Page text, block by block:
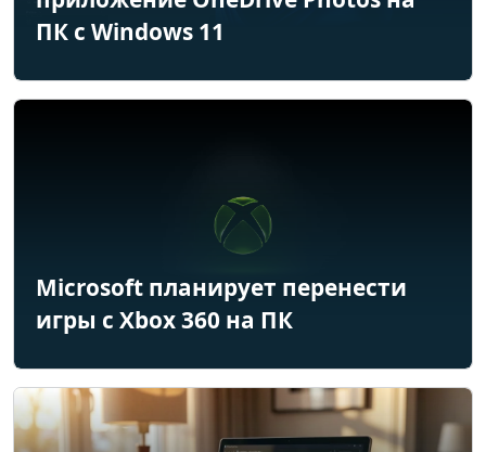
ПК с Windows 11
Microsoft планирует перенести
игры с Xbox 360 на ПК